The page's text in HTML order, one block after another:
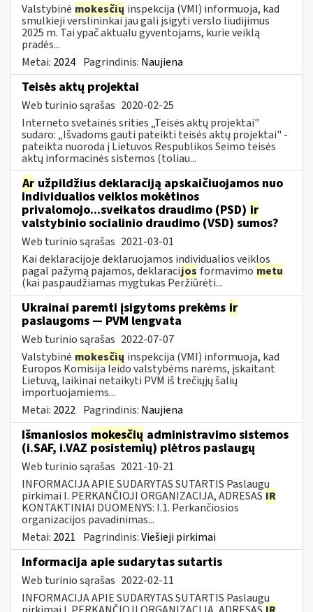
Valstybinė mokesčių inspekcija (VMI) informuoja, kad
smulkieji verslininkai jau gali įsigyti verslo liudijimus
2025 m. Tai ypač aktualu gyventojams, kurie veiklą
pradės...
Metai: 2024 Pagrindinis: Naujiena
Teisės aktų projektai
Web turinio sąrašas 2020-02-25
Interneto svetainės srities „Teisės aktų projektai"
sudaro: „Išvadoms gauti pateikti teisės aktų projektai" -
pateikta nuoroda į Lietuvos Respublikos Seimo teisės
aktų informacinės sistemos (toliau...
Ar užpildžius deklaraciją apskaičiuojamos nuo
individualios veiklos mokėtinos
privalomojo...sveikatos draudimo (PSD) ir
valstybinio socialinio draudimo (VSD) sumos?
Web turinio sąrašas 2021-03-01
Kai deklaracijoje deklaruojamos individualios veiklos
pagal pažymą pajamos, deklaracijos formavimo metu
(kai paspaudžiamas mygtukas Peržiūrėti...
Ukrainai paremti įsigytoms prekėms ir
paslaugoms — PVM lengvata
Web turinio sąrašas 2022-07-07
Valstybinė mokesčių inspekcija (VMI) informuoja, kad
Europos Komisija leido valstybėms narėms, įskaitant
Lietuvą, laikinai netaikyti PVM iš trečiųjų šalių
importuojamiems...
Metai: 2022 Pagrindinis: Naujiena
Išmaniosios mokesčių administravimo sistemos
(i.SAF, i.VAZ posistemių) plėtros paslaugų
Web turinio sąrašas 2021-10-21
INFORMACIJA APIE SUDARYTAS SUTARTIS Paslaugų
pirkimai I. PERKANČIOJI ORGANIZACIJA, ADRESAS IR
KONTAKTINIAI DUOMENYS: I.1. Perkančiosios
organizacijos pavadinimas...
Metai: 2021 Pagrindinis:Viešieji pirkimai
Informacija apie sudarytas sutartis
Web turinio sąrašas 2022-02-11
INFORMACIJA APIE SUDARYTAS SUTARTIS Paslaugų